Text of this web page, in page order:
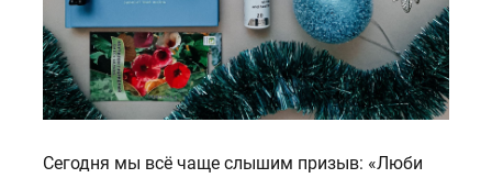
Сегодня мы всё чаще слышим призыв: «Люби